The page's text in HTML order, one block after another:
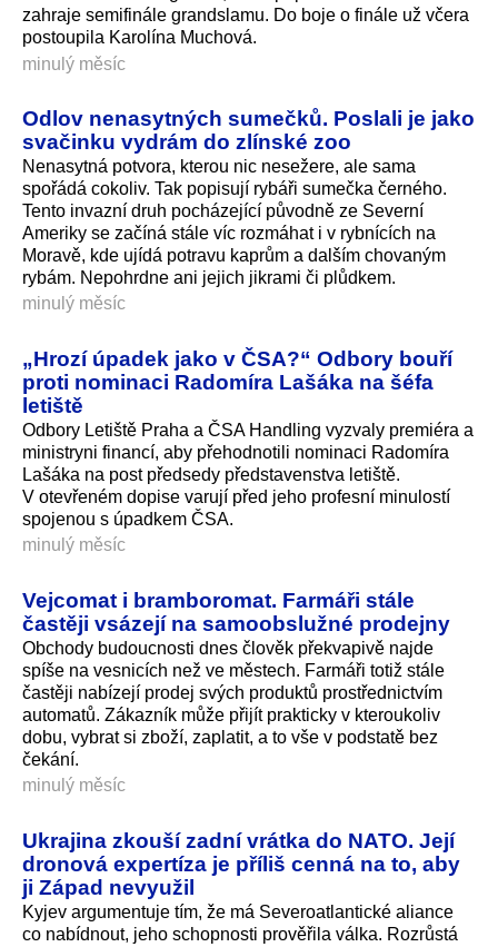
zahraje semifinále grandslamu. Do boje o finále už včera
postoupila Karolína Muchová.
minulý měsíc
Odlov nenasytných sumečků. Poslali je jako
svačinku vydrám do zlínské zoo
Nenasytná potvora, kterou nic nesežere, ale sama
spořádá cokoliv. Tak popisují rybáři sumečka černého.
Tento invazní druh pocházející původně ze Severní
Ameriky se začíná stále víc rozmáhat i v rybnících na
Moravě, kde ujídá potravu kaprům a dalším chovaným
rybám. Nepohrdne ani jejich jikrami či plůdkem.
minulý měsíc
„Hrozí úpadek jako v ČSA?“ Odbory bouří
proti nominaci Radomíra Lašáka na šéfa
letiště
Odbory Letiště Praha a ČSA Handling vyzvaly premiéra a
ministryni financí, aby přehodnotili nominaci Radomíra
Lašáka na post předsedy představenstva letiště.
V otevřeném dopise varují před jeho profesní minulostí
spojenou s úpadkem ČSA.
minulý měsíc
Vejcomat i bramboromat. Farmáři stále
častěji vsázejí na samoobslužné prodejny
Obchody budoucnosti dnes člověk překvapivě najde
spíše na vesnicích než ve městech. Farmáři totiž stále
častěji nabízejí prodej svých produktů prostřednictvím
automatů. Zákazník může přijít prakticky v kteroukoliv
dobu, vybrat si zboží, zaplatit, a to vše v podstatě bez
čekání.
minulý měsíc
Ukrajina zkouší zadní vrátka do NATO. Její
dronová expertíza je příliš cenná na to, aby
ji Západ nevyužil
Kyjev argumentuje tím, že má Severoatlantické aliance
co nabídnout, jeho schopnosti prověřila válka. Rozrůstá